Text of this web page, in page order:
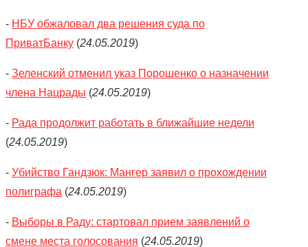
- НБУ обжаловал два решения суда по
ПриватБанку (24.05.2019)
- Зеленский отменил указ Порошенко о назначении
члена Нацрады (24.05.2019)
- Рада продолжит работать в ближайшие недели
(24.05.2019)
- Убийство Гандзюк: Мангер заявил о прохождении
полиграфа (24.05.2019)
- Выборы в Раду: стартовал прием заявлений о
смене места голосования (24.05.2019)